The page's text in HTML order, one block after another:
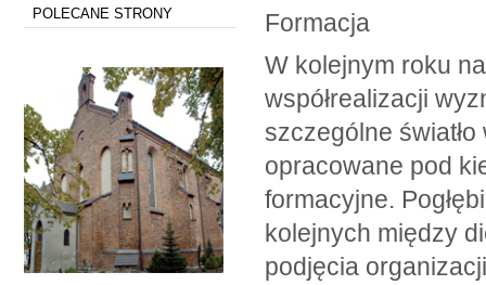
POLECANE STRONY
Formacja
W kolejnym roku
współrealizacji
szczególne
opracowane pod
formacyjne.
kolejnych między
podjęcia